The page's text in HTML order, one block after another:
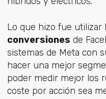
Lo que hizo fue utilizar
conversiones de
sistemas de Meta con
hacer una mejor
poder medir mejor los
coste por acción sea